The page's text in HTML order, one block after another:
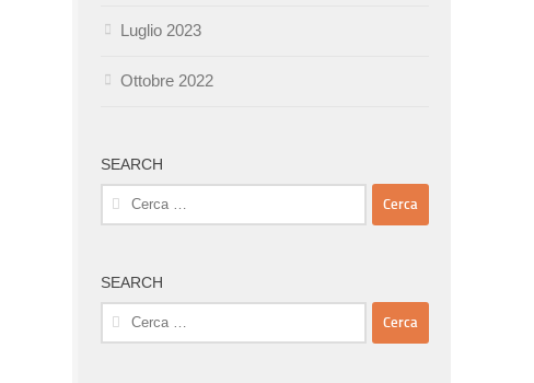
Luglio 2023
Ottobre 2022
SEARCH
Ricerca
per:
SEARCH
Ricerca
per: